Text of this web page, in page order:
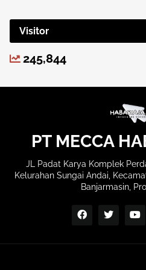
Visitor
245,844
PT MECCA
JL Padat Karya Komplek
Kelurahan Sungai Andai,
Banjarmasin,